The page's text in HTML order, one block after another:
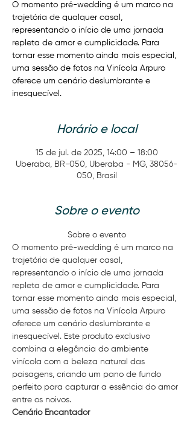
O momento pré-wedding é um marco na
trajetória de qualquer casal,
representando o início de uma jornada
repleta de amor e cumplicidade. Para
tornar esse momento ainda mais especial,
uma sessão de fotos na Vinícola Arpuro
oferece um cenário deslumbrante e
inesquecível.
Horário e local
15 de jul. de 2025, 14:00 – 18:00
Uberaba, BR-050, Uberaba - MG, 38056-
050, Brasil
Sobre o evento
Sobre o evento
O momento pré-wedding é um marco na
trajetória de qualquer casal,
representando o início de uma jornada
repleta de amor e cumplicidade. Para
tornar esse momento ainda mais especial,
uma sessão de fotos na Vinícola Arpuro
oferece um cenário deslumbrante e
inesquecível. Este produto exclusivo
combina a elegância do ambiente
vinícola com a beleza natural das
paisagens, criando um pano de fundo
perfeito para capturar a essência do amor
entre os noivos.
Cenário Encantador